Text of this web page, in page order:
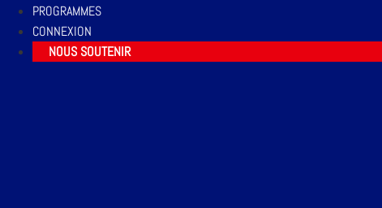
PROGRAMMES
CONNEXION
NOUS SOUTENIR